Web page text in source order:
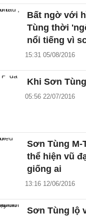
Bất ngờ với
Tùng thời
nổi tiếng vì
15:31 05/08/2016
Khi Sơn
05:56 22/07/2016
Sơn Tùng M-
thể hiện vũ
giống ai
13:16 12/06/2016
Sơn Tùng lộ